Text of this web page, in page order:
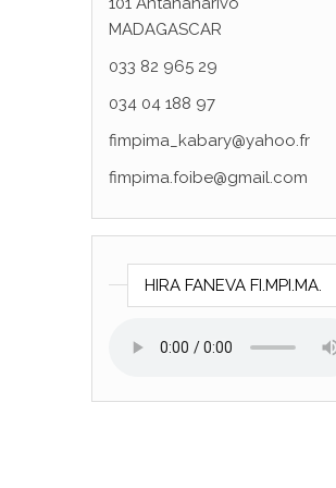
MADAGASCAR
033 82 965 29
034 04 188 97
fimpima_kabary@yahoo.fr
fimpima.foibe@gmail.com
HIRA FANEVA FI.MPI.MA.